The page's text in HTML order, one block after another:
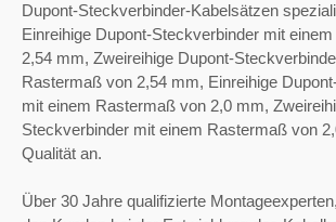
Dupont-Steckverbinder-Kabelsätzen
Einreihige Dupont-Steckverbinder mit
2,54 mm, Zweireihige Dupont-
Rastermaß von 2,54 mm, Einreihige
mit einem Rastermaß von 2,0 mm,
Steckverbinder mit einem Rastermaß von
Qualität an.
Über 30 Jahre qualifizierte